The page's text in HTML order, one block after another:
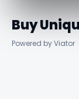
Buy
Powered by Viator